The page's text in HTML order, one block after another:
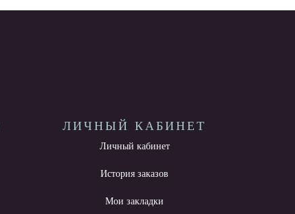
ЛИЧНЫЙ КАБИНЕТ
Личный кабинет
История заказов
Мои закладки